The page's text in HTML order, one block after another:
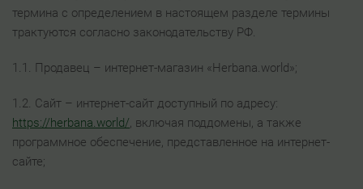
термина с определением в настоящем разделе термины
трактуются согласно законодательству РФ.
1.1. Продавец – интернет-магазин «Herbana.world»;
1.2. Сайт – интернет-сайт доступный по адресу:
https://herbana.world/, включая поддомены, а также
программное обеспечение, представленное на интернет-
сайте;